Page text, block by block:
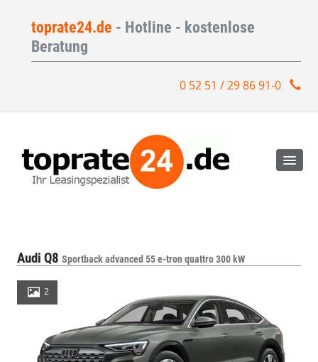
toprate24.de - Hotline - kostenlose
Beratung
0 52 51 / 29 86 91-0
Audi Q8 Sportback advanced 55 e-tron quattro 300 kW
2